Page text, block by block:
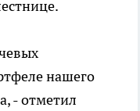
нашего
- отметил